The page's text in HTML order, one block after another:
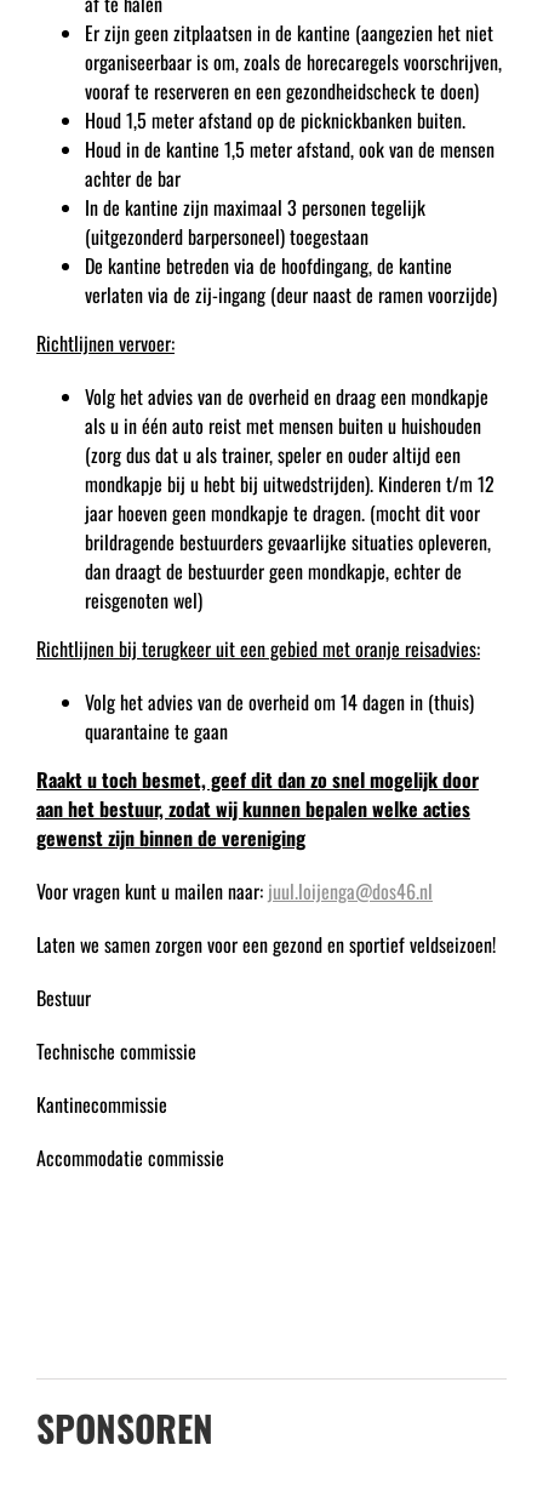
Er zijn geen zitplaatsen in de kantine (aangezien het niet
organiseerbaar is om, zoals de horecaregels voorschrijven,
vooraf te reserveren en een gezondheidscheck te doen)
Houd 1,5 meter afstand op de picknickbanken buiten.
Houd in de kantine 1,5 meter afstand, ook van de mensen
achter de bar
In de kantine zijn maximaal 3 personen tegelijk
(uitgezonderd barpersoneel) toegestaan
De kantine betreden via de hoofdingang, de kantine
verlaten via de zij-ingang (deur naast de ramen voorzijde)
Richtlijnen vervoer:
Volg het advies van de overheid en draag een mondkapje
als u in één auto reist met mensen buiten u huishouden
(zorg dus dat u als trainer, speler en ouder altijd een
mondkapje bij u hebt bij uitwedstrijden). Kinderen t/m 12
jaar hoeven geen mondkapje te dragen. (mocht dit voor
brildragende bestuurders gevaarlijke situaties opleveren,
dan draagt de bestuurder geen mondkapje, echter de
reisgenoten wel)
Richtlijnen bij terugkeer uit een gebied met oranje reisadvies:
Volg het advies van de overheid om 14 dagen in (thuis)
quarantaine te gaan
Raakt u toch besmet, geef dit dan zo snel mogelijk door
aan het bestuur, zodat wij kunnen bepalen welke acties
gewenst zijn binnen de vereniging
Voor vragen kunt u mailen naar: juul.loijenga@dos46.nl
Laten we samen zorgen voor een gezond en sportief veldseizoen!
Bestuur
Technische commissie
Kantinecommissie
Accommodatie commissie
SPONSOREN